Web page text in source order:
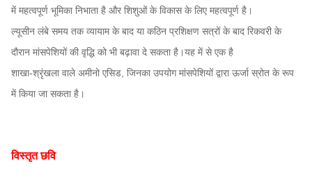
में महत्वपूर्ण भूमिका निभाता है और शिशुओं के विकास के लिए महत्वपूर्ण है।
ल्यूसीन लंबे समय तक व्यायाम के बाद या कठिन प्रशिक्षण सत्रों के बाद रिकवरी के
दौरान मांसपेशियों की वृद्धि को भी बढ़ावा दे सकता है।यह में से एक है
शाखा-श्रृंखला वाले अमीनो एसिड, जिनका उपयोग मांसपेशियों द्वारा ऊर्जा स्रोत के रूप
में किया जा सकता है।
विस्तृत छवि